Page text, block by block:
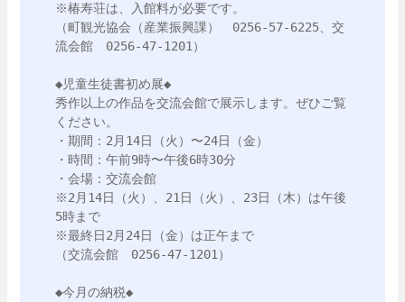
※椿寿荘は、入館料が必要です。
（町観光協会（産業振興課）　0256-57-6225、交
流会館　0256-47-1201）
◆児童生徒書初め展◆
秀作以上の作品を交流会館で展示します。ぜひご覧
ください。
・期間：2月14日（火）〜24日（金）
・時間：午前9時〜午後6時30分
・会場：交流会館
※2月14日（火）、21日（火）、23日（木）は午後
5時まで
※最終日2月24日（金）は正午まで
（交流会館　0256-47-1201）
◆今月の納税◆